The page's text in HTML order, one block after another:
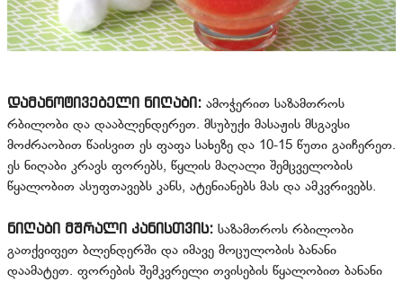
დამანოტივებელი ნიღაბი: ამოჭერით საზამთროს
რბილობი და დააბლენდერეთ. მსუბუქი მასაჟის მსგავსი
მოძრაობით წაისვით ეს ფაფა სახეზე და 10-15 წუთი გაიჩერეთ.
ეს ნიღაბი კრავს ფორებს, წყლის მაღალი შემცველობის
წყალობით ასუფთავებს კანს, ატენიანებს მას და ამკვრივებს.
ნიღაბი მშრალი კანისთვის: საზამთროს რბილობი
გათქვიფეთ ბლენდერში და იმავე მოცულობის ბანანი
დაამატეთ. ფორების შემკვრელი თვისების წყალობით ბანანი